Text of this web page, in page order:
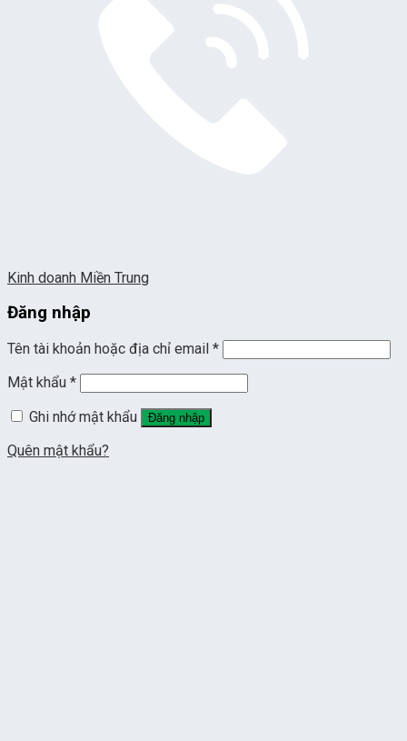
Kinh doanh Miền Trung
Đăng nhập
Tên tài khoản hoặc địa chỉ email *
Mật khẩu *
Ghi nhớ mật khẩu
Đăng nhập
Quên mật khẩu?